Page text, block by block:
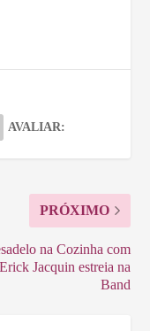
AVALIAR:
PRÓXIMO
na Cozinha com
Erick Jacquin estreia na
Band